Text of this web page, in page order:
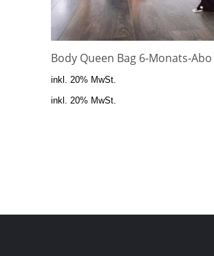
Body Queen Bag 6-Monats-Abo
inkl. 20% MwSt.
inkl. 20% MwSt.